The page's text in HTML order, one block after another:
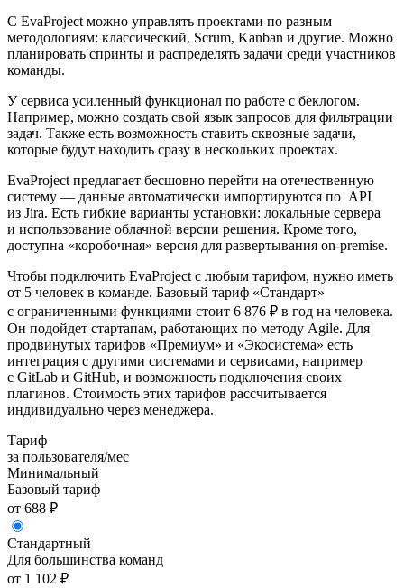
С EvaProject можно управлять проектами по разным
методологиям: классический, Scrum, Kanban и другие. Можно
планировать спринты и распределять задачи среди участников
команды.
У сервиса усиленный функционал по работе с беклогом.
Например, можно создать свой язык запросов для фильтрации
задач. Также есть возможность ставить сквозные задачи,
которые будут находить сразу в нескольких проектах.
EvaProject предлагает бесшовно перейти на отечественную
систему — данные автоматически импортируются по API
из Jira. Есть гибкие варианты установки: локальные сервера
и использование облачной версии решения. Кроме того,
доступна «коробочная» версия для развертывания on-premise.
Чтобы подключить EvaProject с любым тарифом, нужно иметь
от 5 человек в команде. Базовый тариф «Стандарт»
с ограниченными функциями стоит 6 876 ₽ в год на человека.
Он подойдет стартапам, работающих по методу Agile. Для
продвинутых тарифов «Премиум» и «Экосистема» есть
интеграция с другими системами и сервисами, например
с GitLab и GitHub, и возможность подключения своих
плагинов. Стоимость этих тарифов рассчитывается
индивидуально через менеджера.
Тариф
за пользователя/мес
Минимальный
Базовый тариф
от 688 ₽
Стандартный
Для большинства команд
от 1 102 ₽